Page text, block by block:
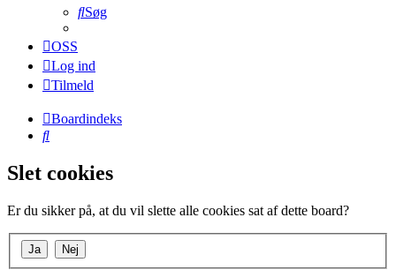
Søg
OSS
Log ind
Tilmeld
Boardindeks
Søg
Slet cookies
Er du sikker på, at du vil slette alle cookies sat af dette board?